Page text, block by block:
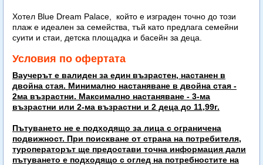
Хотел Blue Dream Palace, който е изграден точно до този
плаж е идеален за семейства, тъй като предлага семейни
суити и стаи, детска площадка и басейн за деца.
Условия по офертата
Ваучерът е валиден за един възрастен, настанен в
двойна стая. Минимално настаняване в двойна стая -
2ма възрастни. Максимално настаняване - 3-ма
възрастни или 2-ма възрастни и 2 деца до 11,99г.
Пътуването не е подходящо за лица с ограничена
подвижност. При поискване от страна на потребителя,
туроператорът ще предостави точна информация дали
пътуването е подходящо с оглед на потребностите на